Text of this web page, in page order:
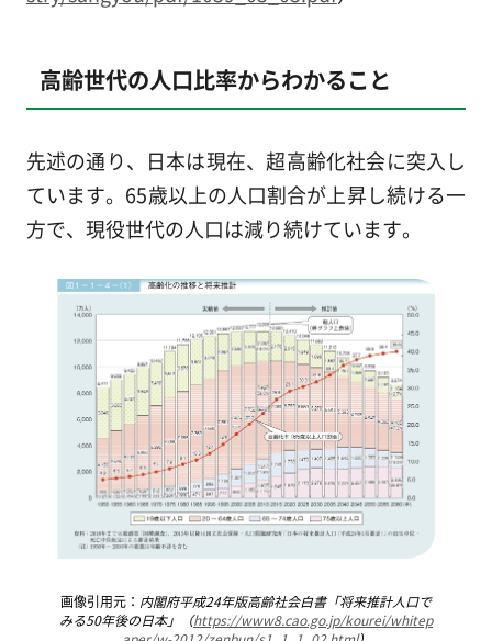
高齢世代の人口比率からわかること
先述の通り、日本は現在、超高齢化社会に突入し
ています。65歳以上の人口割合が上昇し続ける一
方で、現役世代の人口は減り続けています。
画像引用元： 内閣府平成24年版高齢社会白書「将来推計人口で
みる50年後の日本」（https://www8.cao.go.jp/kourei/whitep